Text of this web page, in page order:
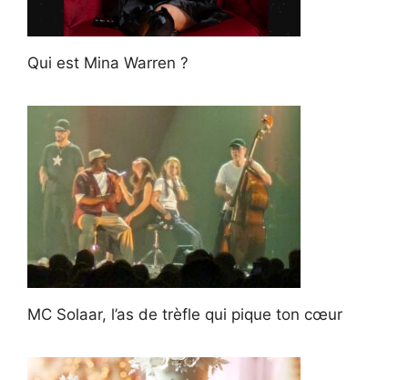
Qui est Mina Warren ?
MC Solaar, l’as de trèfle qui pique ton cœur